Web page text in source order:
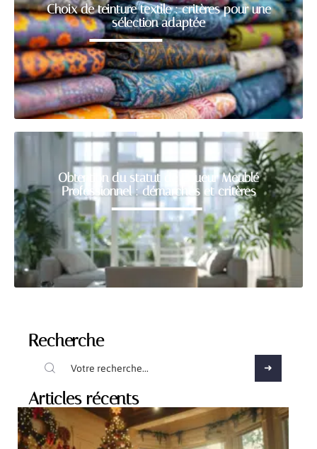
Choix de teinture textile : critères pour une
sélection adaptée
Obtention du statut de Loueur Meublé
Professionnel : démarches et critères
Recherche
Articles récents